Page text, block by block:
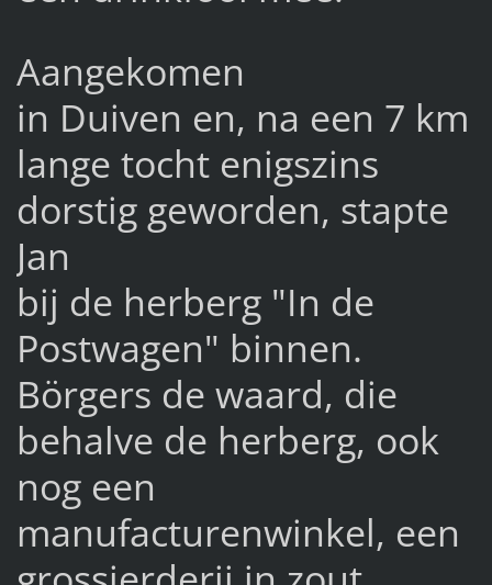
Aangekomen
in Duiven en, na een 7 km
lange tocht enigszins
dorstig geworden, stapte
Jan
bij de herberg "In de
Postwagen" binnen.
Börgers de waard, die
behalve de herberg, ook
nog een
manufacturenwinkel, een